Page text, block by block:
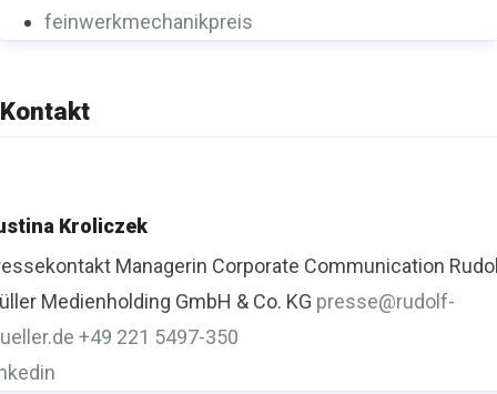
feinwerkmechanikpreis
Kontakt
Kroliczek
Managerin Corporate Communication
Medienholding GmbH & Co. KG presse@rudolf-
+49 221 5497-350